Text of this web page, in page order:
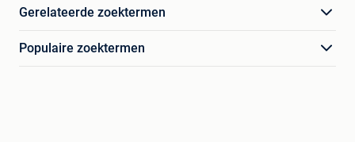
Gerelateerde zoektermen
Populaire zoektermen